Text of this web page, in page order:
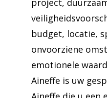
project,
budget, locatie,
onvoorziene
emotionele
Aineffe is uw